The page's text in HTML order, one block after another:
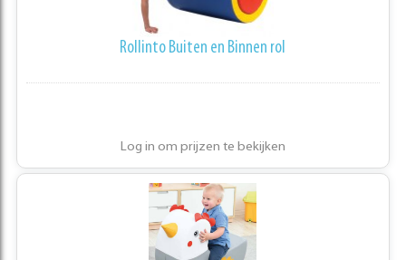
Rollinto Buiten en Binnen rol
Log in om prijzen te bekijken